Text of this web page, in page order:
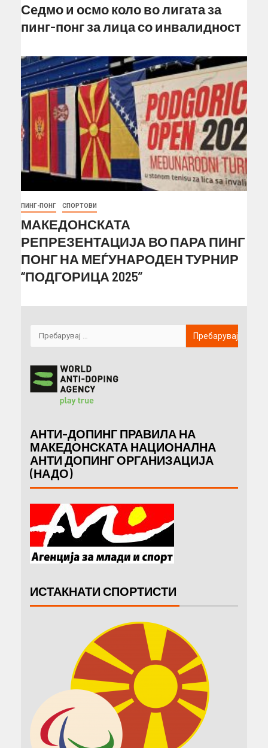
Седмо и осмо коло во лигата за
пинг-понг за лица со инвалидност
ПИНГ-ПОНГ СПОРТОВИ
МАКЕДОНСКАТА
РЕПРЕЗЕНТАЦИЈА ВО ПАРА ПИНГ
ПОНГ НА МЕЃУНАРОДЕН ТУРНИР
“ПОДГОРИЦА 2025”
АНТИ-ДОПИНГ ПРАВИЛА НА
МАКЕДОНСКАТА НАЦИОНАЛНА
АНТИ ДОПИНГ ОРГАНИЗАЦИЈА
(НАДО)
ИСТАКНАТИ СПОРТИСТИ